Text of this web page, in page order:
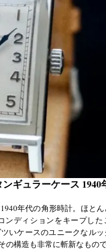
ギュラーケース 1940
年代の角形時計。ほと
ンディションをキープした
いケースのユニークなル
構造も非常に斬新なもので